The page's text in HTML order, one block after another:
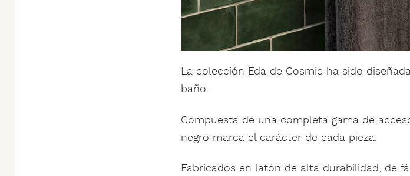
La colección Eda de Cosmic ha sido
baño.
Compuesta de una completa gama de
negro marca el carácter de cada pieza.
Fabricados en latón de alta durabilidad, de